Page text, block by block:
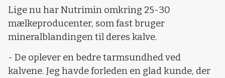
Lige nu har Nutrimin omkring 25-30
mælkeproducenter, som fast bruger
mineralblandingen til deres kalve.
- De oplever en bedre tarmsundhed ved
kalvene. Jeg havde forleden en glad kunde, der